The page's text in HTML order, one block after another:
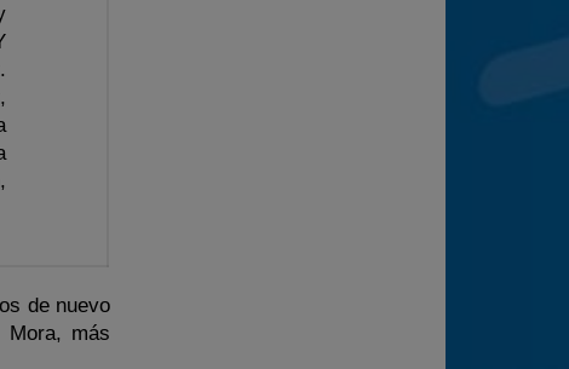
de nuevo
Mora, más